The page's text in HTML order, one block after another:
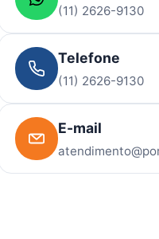
(11) 2626-9130
Telefone
(11) 2626-9130
E-mail